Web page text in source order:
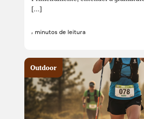
[...]
4 minutos de leitura
Outdoor